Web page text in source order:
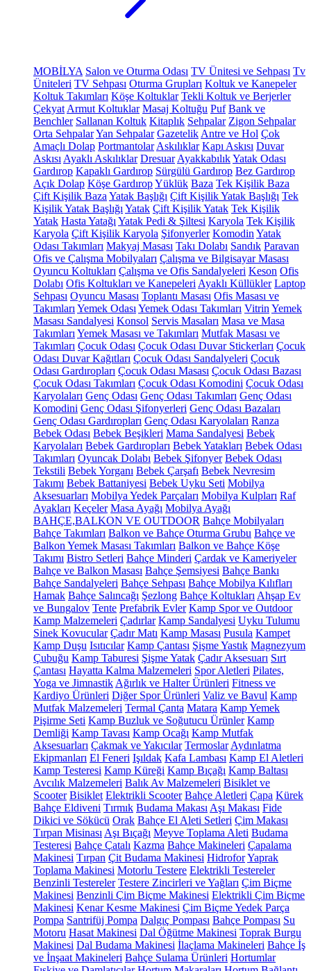
MOBİLYA Salon ve Oturma Odası TV Ünitesi ve Sehpası Tv
Üniteleri TV Sehpası Oturma Grupları Koltuk ve Kanepeler
Koltuk Takımları Köşe Koltuklar Tekli Koltuk ve Berjerler
Çekyat Armut Koltuklar Masaj Koltuğu Puf Bank ve
Benchler Sallanan Koltuk Kitaplık Sehpalar Zigon Sehpalar
Orta SehpalarYan Sehpalar Gazetelik Antre ve Hol Çok
Amaçlı Dolap Portmantolar Askılıklar Kapı Askısı Duvar
Askısı Ayaklı Askılıklar Dresuar AyakkabılıkYatak Odası
Gardırop Kapaklı Gardırop Sürgülü Gardırop Bez Gardırop
Açık Dolap Köşe GardıropYüklük Baza Tek Kişilik Baza
Çift Kişilik Baza Yatak Başlığı Çift Kişilik Yatak Başlığı Tek
Kişilik Yatak Başlığı Yatak Çift Kişilik Yatak Tek Kişilik
Yatak Hasta Yatağı Yatak Pedi & Şiltesi Karyola Tek Kişilik
Karyola Çift Kişilik Karyola Şifonyerler Komodin Yatak
Odası Takımları Makyaj Masası Takı Dolabı Sandık Paravan
Ofis ve Çalışma Mobilyaları Çalışma ve Bilgisayar Masası
Oyuncu Koltukları Çalışma ve Ofis Sandalyeleri Keson Ofis
Dolabı Ofis Koltukları ve Kanepeleri Ayaklı Küllükler Laptop
Sehpası Oyuncu Masası Toplantı Masası Ofis Masası ve
Takımları Yemek Odası Yemek Odası Takımları Vitrin Yemek
Masası Sandalyesi Konsol Servis Masaları Masa ve Masa
Takımları Yemek Masası ve Takımları Mutfak Masası ve
Takımları Çocuk Odası Çocuk Odası Duvar Stickerları Çocuk
Odası Duvar Kağıtları Çocuk Odası Sandalyeleri Çocuk
Odası Gardıropları Çocuk Odası Masası Çocuk Odası Bazası
Çocuk Odası Takımları Çocuk Odası Komodini Çocuk Odası
Karyolaları Genç Odası Genç Odası Takımları Genç Odası
Komodini Genç Odası Şifonyerleri Genç Odası Bazaları
Genç Odası Gardıropları Genç Odası Karyolaları Ranza
Bebek Odası Bebek Beşikleri Mama Sandalyesi Bebek
Karyolaları Bebek Gardıropları Bebek Yatakları Bebek Odası
Takımları Oyuncak Dolabı Bebek Şifonyer Bebek Odası
Tekstili Bebek Yorganı Bebek Çarşafı Bebek Nevresim
Takımı Bebek Battaniyesi Bebek Uyku Seti Mobilya
Aksesuarları Mobilya Yedek Parçaları Mobilya Kulpları Raf
Ayakları Keçeler Masa Ayağı Mobilya Ayağı
BAHÇE,BALKON VE OUTDOOR Bahçe Mobilyaları
Bahçe Takımları Balkon ve Bahçe Oturma Grubu Bahçe ve
Balkon Yemek Masası Takımları Balkon ve Bahçe Köşe
Takımı Bistro Setleri Bahçe Minderi Çardak ve Kameriyeler
Bahçe ve Balkon Masası Bahçe Şemsiyesi Bahçe Bankı
Bahçe Sandalyeleri Bahçe Sehpası Bahçe Mobilya Kılıfları
Hamak Bahçe Salıncağı Şezlong Bahçe Koltukları Ahşap Ev
ve Bungalov Tente Prefabrik Evler Kamp Spor ve Outdoor
Kamp Malzemeleri Çadırlar Kamp Sandalyesi Uyku Tulumu
Sinek Kovucular Çadır Matı Kamp Masası Pusula Kampet
Kamp Duşu Isıtıcılar Kamp Çantası Şişme Yastık Magnezyum
Çubuğu Kamp Taburesi Şişme Yatak Çadır Aksesuarı Sırt
Çantası Hayatta Kalma Malzemeleri Spor Aletleri Pilates,
Yoga ve Jimnastik Ağırlık ve Halter Ürünleri Fitness ve
Kardiyo Ürünleri Diğer Spor Ürünleri Valiz ve Bavul Kamp
Mutfak Malzemeleri Termal Çanta Matara Kamp Yemek
Pişirme Seti Kamp Buzluk ve Soğutucu Ürünler Kamp
Demliği Kamp Tavası Kamp Ocağı Kamp Mutfak
Aksesuarları Çakmak ve Yakıcılar Termoslar Aydınlatma
Ekipmanları El Feneri Işıldak Kafa Lambası Kamp El Aletleri
Kamp Testeresi Kamp Küreği Kamp Bıçağı Kamp Baltası
Avcılık Malzemeleri Balık Av Malzemeleri Bisiklet ve
Scooter Bisiklet Elektrikli Scooter Bahçe Aletleri Çapa Kürek
Bahçe Eldiveni Tırmık Budama Makası Aşı Makası Fide
Dikici ve Sökücü Orak Bahçe El Aleti Setleri Çim Makası
Tırpan Misinası Aşı Bıçağı Meyve Toplama Aleti Budama
Testeresi Bahçe Çatalı Kazma Bahçe Makineleri Çapalama
Makinesi Tırpan Çit Budama Makinesi HidroforYaprak
Toplama Makinesi Motorlu Testere Elektrikli Testereler
Benzinli Testereler Testere Zincirleri ve Yağları Çim Biçme
Makinesi Benzinli Çim Biçme Makinesi Elektrikli Çim Biçme
Makinesi Kenar Kesme Makinesi Çim Biçme Yedek Parça
Pompa Santrifüj Pompa Dalgıç Pompası Bahçe Pompası Su
Motoru Hasat Makinesi Dal Öğütme Makinesi Toprak Burgu
Makinesi Dal Budama Makinesi İlaçlama Makineleri Bahçe İş
ve İnşaat Makineleri Bahçe Sulama Ürünleri Hortumlar